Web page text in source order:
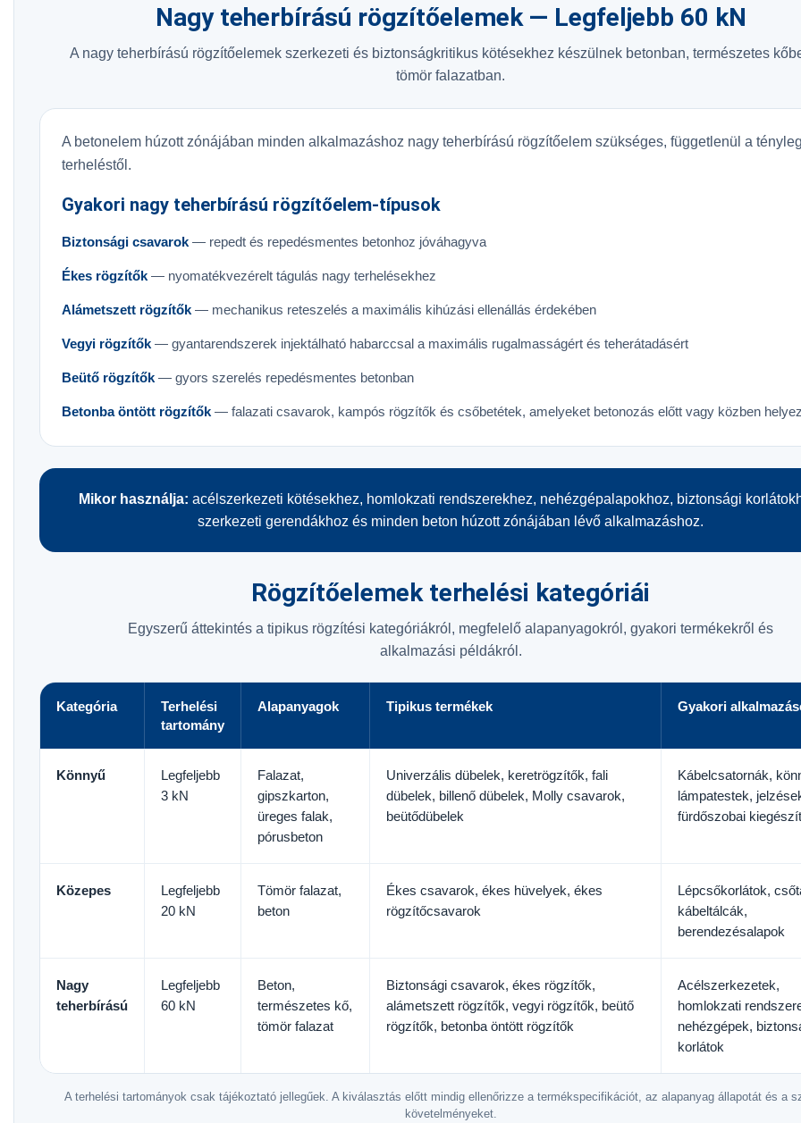
Nagy teherbírású rögzítőelemek — Legfeljebb 60 kN
A nagy teherbírású rögzítőelemek szerkezeti és biztonságkritikus kötésekhez készülnek betonban, természetes
tömör falazatban.
A betonelem húzott zónájában minden alkalmazáshoz nagy teherbírású rögzítőelem szükséges, függetlenül a
terheléstől.
Gyakori nagy teherbírású rögzítőelem-típusok
Biztonsági csavarok — repedt és repedésmentes betonhoz jóváhagyva
Ékes rögzítők — nyomatékvezérelt tágulás nagy terhelésekhez
Alámetszett rögzítők — mechanikus reteszelés a maximális kihúzási ellenállás érdekében
Vegyi rögzítők — gyantarendszerek injektálható habarccsal a maximális rugalmasságért és teherátadásért
Beütő rögzítők — gyors szerelés repedésmentes betonban
Betonba öntött rögzítők — falazati csavarok, kampós rögzítők és csőbetétek, amelyeket betonozás előtt vagy közben
Mikor használja: acélszerkezeti kötésekhez, homlokzati rendszerekhez, nehézgépalapokhoz, biztonsági
szerkezeti gerendákhoz és minden beton húzott zónájában lévő alkalmazáshoz.
Rögzítőelemek terhelési kategóriái
Egyszerű áttekintés a tipikus rögzítési kategóriákról, megfelelő alapanyagokról, gyakori termékekről és
alkalmazási példákról.
Kategória
Terhelési
tartomány
Alapanyagok Tipikus termékek Gyakori
Könnyű
Legfeljebb
3 kN
Falazat,
gipszkarton,
üreges falak,
pórusbeton
Univerzális dübelek, keretrögzítők, fali
dübelek, billenő dübelek, Molly csavarok,
beütődübelek
Kábelcsatornák,
lámpatestek,
fürdőszobai
Közepes
Legfeljebb
20 kN
Tömör falazat,
beton
Ékes csavarok, ékes hüvelyek, ékes
rögzítőcsavarok
Lépcsőkorlátok,
kábeltálcák,
berendezésalapok
Nagy
teherbírású
Legfeljebb
60 kN
Beton,
természetes kő,
tömör falazat
Biztonsági csavarok, ékes rögzítők,
alámetszett rögzítők, vegyi rögzítők, beütő
rögzítők, betonba öntött rögzítők
Acélszerkezetek,
homlokzati
nehézgépek,
korlátok
A terhelési tartományok csak tájékoztató jellegűek. A kiválasztás előtt mindig ellenőrizze a termékspecifikációt, az alapanyag állapotát és a
követelményeket.